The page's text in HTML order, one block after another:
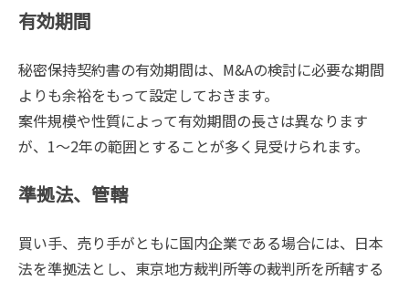
有効期間
秘密保持契約書の有効期間は、M&Aの検討に必要な期間
よりも余裕をもって設定しておきます。
案件規模や性質によって有効期間の長さは異なります
が、1～2年の範囲とすることが多く見受けられます。
準拠法、管轄
買い手、売り手がともに国内企業である場合には、日本
法を準拠法とし、東京地方裁判所等の裁判所を所轄する